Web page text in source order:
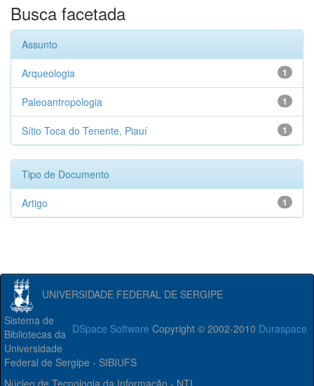
Busca facetada
Assunto
1
Arqueologia
1
Paleoantropologia
1
Sítio Toca do Tenente, Piauí
Tipo de Documento
1
Artigo
UNIVERSIDADE FEDERAL DE SERGIPE
DSpace Software Copyright © 2002-2010 Duraspace
Sistema de
Bibliotecas da
Universidade
Federal de Sergipe - SIBIUFS
Núcleo de Tecnologia da Informação - NTI